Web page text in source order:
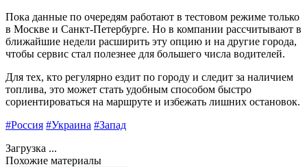
Пока данные по очередям работают в тестовом режиме только
в Москве и Санкт-Петербурге. Но в компании рассчитывают в
ближайшие недели расширить эту опцию и на другие города,
чтобы сервис стал полезнее для большего числа водителей.
Для тех, кто регулярно ездит по городу и следит за наличием
топлива, это может стать удобным способом быстро
сориентироваться на маршруте и избежать лишних остановок.
#Россия #Украина #Запад
Загрузка ...
Похожие материалы